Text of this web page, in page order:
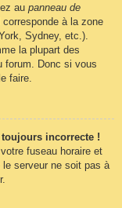
au panneau de
à la zone
Sydney, etc.).
la plupart des
forum. Donc si vous
faire.
toujours incorrecte !
fuseau horaire et
le serveur ne soit pas à